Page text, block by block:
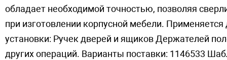
обладает необходимой точностью, позволяя
при изготовлении корпусной мебели.
установки: Ручек дверей и ящиков Держателей
других операций. Варианты поставки: 1146533